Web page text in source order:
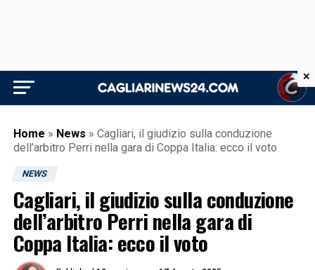
Home » News » Cagliari, il giudizio sulla conduzione
dell’arbitro Perri nella gara di Coppa Italia: ecco il voto
NEWS
Cagliari, il giudizio sulla conduzione
dell’arbitro Perri nella gara di
Coppa Italia: ecco il voto
×